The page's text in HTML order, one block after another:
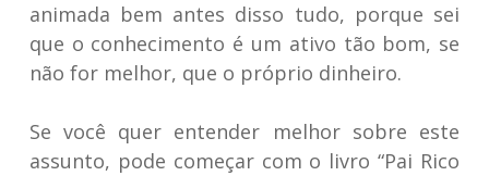
animada bem antes disso tudo, porque sei
que o conhecimento é um ativo tão bom, se
não for melhor, que o próprio dinheiro.
Se você quer entender melhor sobre este
assunto, pode começar com o livro “Pai Rico